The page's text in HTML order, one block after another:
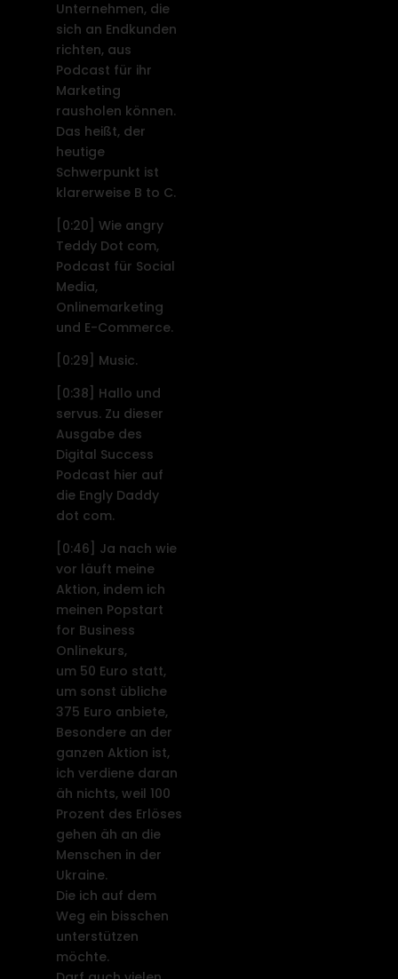
Unternehmen, die
sich an Endkunden
richten, aus
Podcast für ihr
Marketing
rausholen können.
Das heißt, der
heutige
Schwerpunkt ist
klarerweise B to C.
[0:20] Wie angry
Teddy Dot com,
Podcast für Social
Media,
Onlinemarketing
und E-Commerce.
[0:29]
Music.
[0:38]
Hallo und
servus. Zu dieser
Ausgabe des
Digital Success
Podcast hier auf
die Engly Daddy
dot com.
[0:46]
Ja nach wie
vor läuft meine
Aktion, indem ich
meinen Popstart
for Business
Onlinekurs,
um 50 Euro statt,
um sonst übliche
375 Euro anbiete,
Besondere an der
ganzen Aktion ist,
ich verdiene daran
äh nichts, weil 100
Prozent des Erlöses
gehen äh an die
Menschen in der
Ukraine.
Die ich auf dem
Weg ein bisschen
unterstützen
möchte.